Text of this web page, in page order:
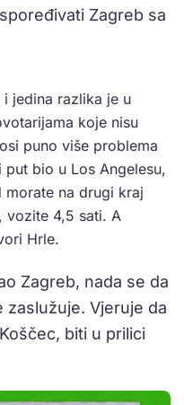
Zagreb sa
i jedina razlika je u
koje nisu
puno više problema
bio u Los Angelesu,
morate na drugi kraj
vozite 4,5 sati. A
Hrle.
Zagreb, nada se da
zaslužuje. Vjeruje da
biti u prilici